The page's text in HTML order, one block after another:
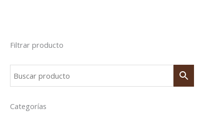
Filtrar producto
Categorías